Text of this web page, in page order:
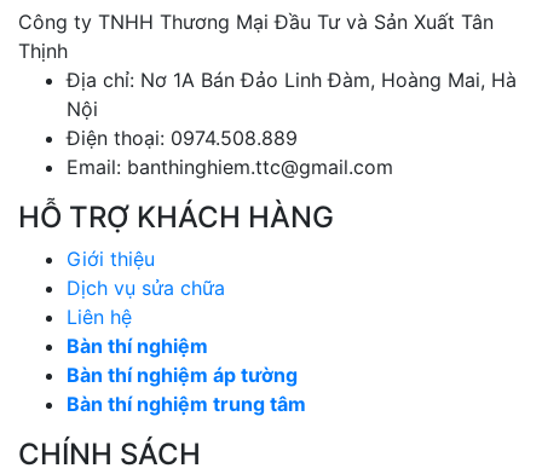
Công ty TNHH Thương Mại Đầu Tư và Sản Xuất Tân
Thịnh
Địa chỉ: Nơ 1A Bán Đảo Linh Đàm, Hoàng Mai, Hà
Nội
Điện thoại: 0974.508.889
Email: banthinghiem.ttc@gmail.com
HỖ TRỢ KHÁCH HÀNG
Giới thiệu
Dịch vụ sửa chữa
Liên hệ
Bàn thí nghiệm
Bàn thí nghiệm áp tường
Bàn thí nghiệm trung tâm
CHÍNH SÁCH